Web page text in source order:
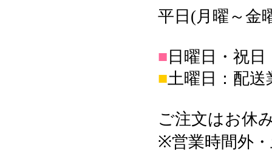
平日(月曜～金
■ 日曜日・祝日
■土曜日：配送
ご注文はお休
※営業時間外